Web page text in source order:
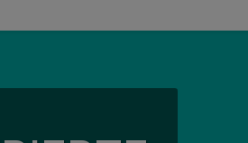
CPAP-Therapie